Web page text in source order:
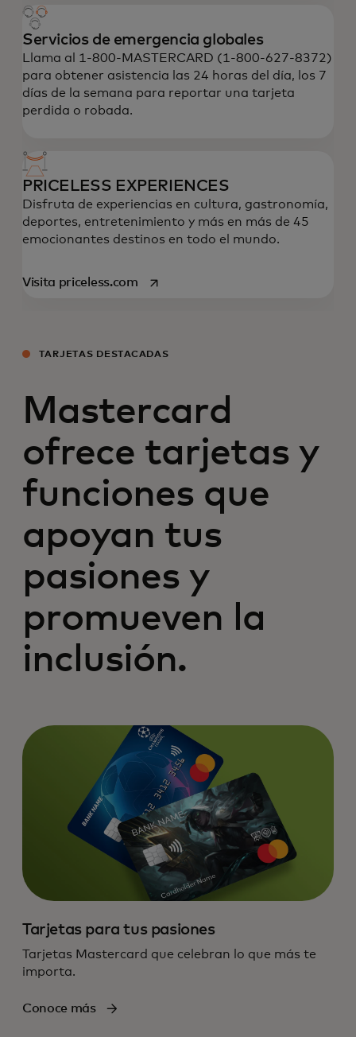
Servicios de emergencia globales
Llama al 1-800-MASTERCARD (1-800-627-8372)
para obtener asistencia las 24 horas del día, los 7
días de la semana para reportar una tarjeta
perdida o robada.
PRICELESS EXPERIENCES
Disfruta de experiencias en cultura, gastronomía,
deportes, entretenimiento y más en más de 45
emocionantes destinos en todo el mundo.
Visita priceless.comse abre en una pestaña nueva
TARJETAS DESTACADAS
Mastercard
ofrece tarjetas y
funciones que
apoyan tus
pasiones y
promueven la
inclusión.
Tarjetas para tus pasiones
Tarjetas Mastercard que celebran lo que más te
importa.
Conoce más